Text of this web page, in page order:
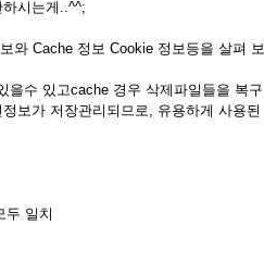
시는게..^^;
와 Cache 정보 Cookie 정보등을 살펴 보
을수 있고cache 경우 삭제파일들을 복구
보가 저장관리되므로, 유용하게 사용된
두 일치